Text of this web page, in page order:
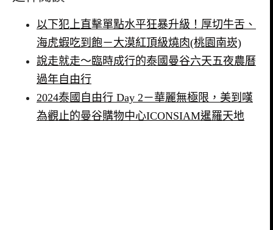
以下犯上直擊單點水平狂暴升級！厚切牛舌、
海虎蝦吃到飽－大漠紅頂級燒肉(桃園南崁)
說走就走～臨時成行的泰國曼谷六天五夜農曆
過年自由行
2024泰國自由行 Day 2－華麗無極限，美到嘆
為觀止的曼谷購物中心ICONSIAM暹羅天地